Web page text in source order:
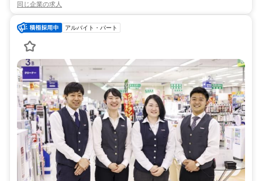
同じ企業の求人
アルバイト・パート